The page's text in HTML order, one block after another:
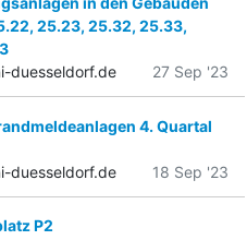
25.23, 25.32, 25.33,
duesseldorf.de
27 Sep '23
4. Quartal
duesseldorf.de
18 Sep '23
P2